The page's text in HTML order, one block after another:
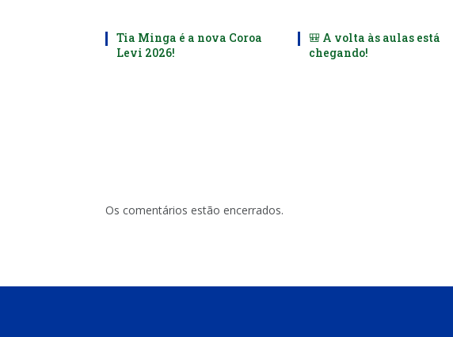
Tia Minga é a nova Coroa
Levi 2026!
🎒 A volta às aulas está
chegando!
Os comentários estão encerrados.